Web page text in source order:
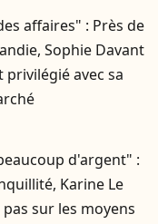
affaires" : Près de
Sophie Davant
avec sa
d'argent" :
Karine Le
sur les moyens